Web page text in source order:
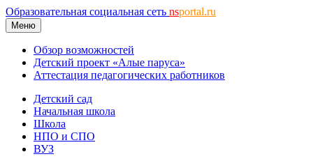
Образовательная социальная сеть nsportal.ru
Меню
Обзор возможностей
Детский проект «Алые паруса»
Аттестация педагогических работников
Детский сад
Начальная школа
Школа
НПО и СПО
ВУЗ